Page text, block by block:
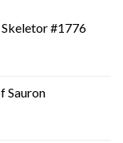
#1776
Sauron